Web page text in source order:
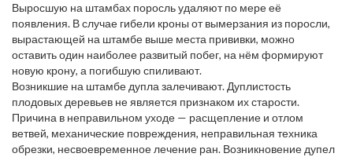
Выросшую на штамбах поросль удаляют по мере её
появления. В случае гибели кроны от вымерзания из поросли,
вырастающей на штамбе выше места прививки, можно
оставить один наиболее развитый побег, на нём формируют
новую крону, а погибшую спиливают.
Возникшие на штамбе дупла залечивают. Дуплистость
плодовых деревьев не является признаком их старости.
Причина в неправильном уходе — расщепление и отлом
ветвей, механические повреждения, неправильная техника
обрезки, несвоевременное лечение ран. Возникновение дупел